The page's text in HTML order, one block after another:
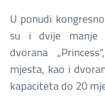
U ponudi
su i dvije manje
dvorana
mjesta, kao i
kapaciteta do 20